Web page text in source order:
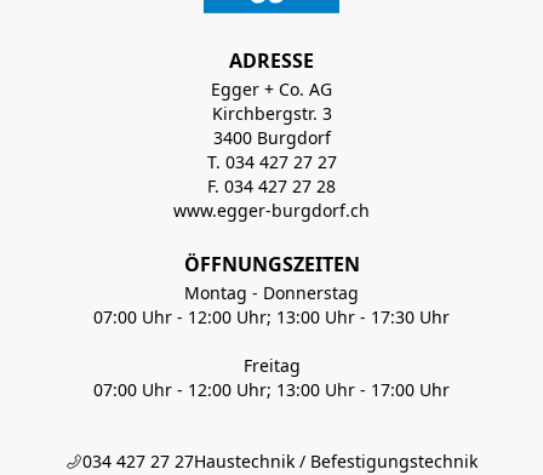
ADRESSE
Egger + Co. AG
Kirchbergstr. 3
3400 Burgdorf
T. 034 427 27 27
F. 034 427 27 28
www.egger-burgdorf.ch
ÖFFNUNGSZEITEN
Montag - Donnerstag
07:00 Uhr - 12:00 Uhr; 13:00 Uhr - 17:30 Uhr
Freitag
07:00 Uhr - 12:00 Uhr; 13:00 Uhr - 17:00 Uhr
034 427 27 27Haustechnik / Befestigungstechnik